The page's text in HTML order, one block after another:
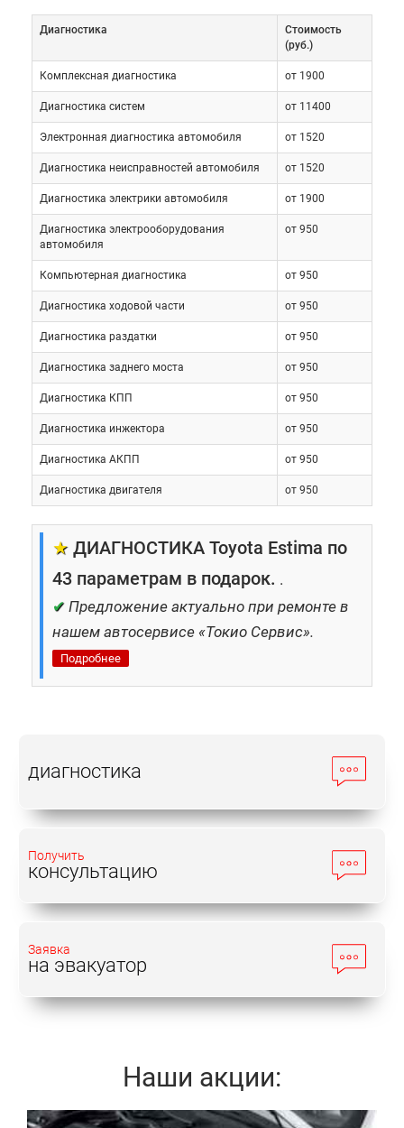
Диагностика
Cтоимость
(руб.)
Комплексная диагностика от 1900
Диагностика систем от 11400
Электронная диагностика автомобиля от 1520
Диагностика неисправностей автомобиля от 1520
Диагностика электрики автомобиля от 1900
Диагностика электрооборудования
автомобиля
от 950
Компьютерная диагностика от 950
Диагностика ходовой части от 950
Диагностика раздатки от 950
Диагностика заднего моста от 950
Диагностика КПП от 950
Диагностика инжектора от 950
Диагностика АКПП от 950
Диагностика двигателя от 950
★ ДИАГНОСТИКА Toyota Estima по
43 параметрам в подарок. .
✔ Предложение актуально при ремонте в
нашем автосервисе «Токио Сервис».
Подробнее
диагностика
Получить
консультацию
Заявка
на эвакуатор
Наши акции: